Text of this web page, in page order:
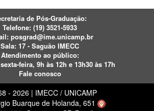
de Pós-Graduação:
Telefone: (19) 3521-5933
posgrad@ime.unicamp.br
Sala: 17 - Saguão IMECC
Atendimento ao público:
feira, 9h às 12h e 13h30 às 17h
Fale conosco
- 2026 | IMECC / UNICAMP
Buarque de Holanda, 651